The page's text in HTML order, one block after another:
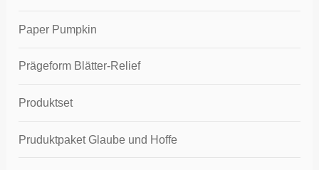
Paper Pumpkin
Prägeform Blätter-Relief
Produktset
Pruduktpaket Glaube und Hoffe